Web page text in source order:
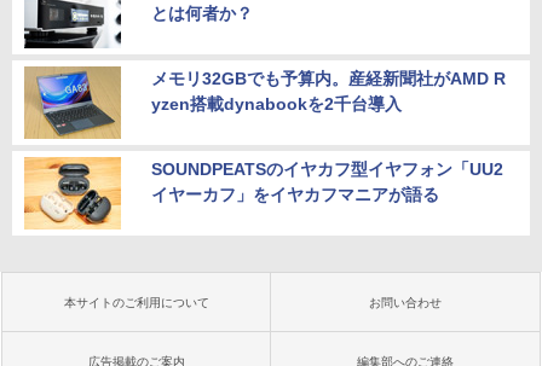
とは何者か？
メモリ32GBでも予算内。産経新聞社がAMD R
yzen搭載dynabookを2千台導入
SOUNDPEATSのイヤカフ型イヤフォン「UU2
イヤーカフ」をイヤカフマニアが語る
本サイトのご利用について お問い合わせ
広告掲載のご案内 編集部へのご連絡